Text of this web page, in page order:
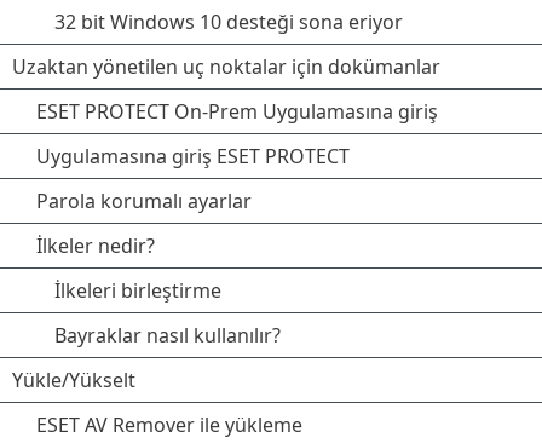
32 bit Windows 10 desteği sona eriyor
Uzaktan yönetilen uç noktalar için dokümanlar
ESET PROTECT On-Prem Uygulamasına giriş
Uygulamasına giriş ESET PROTECT
Parola korumalı ayarlar
İlkeler nedir?
İlkeleri birleştirme
Bayraklar nasıl kullanılır?
Yükle/Yükselt
ESET AV Remover ile yükleme